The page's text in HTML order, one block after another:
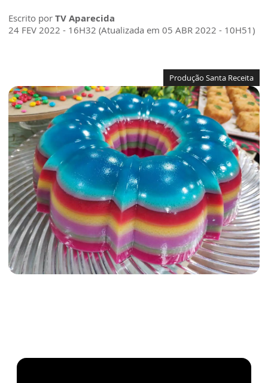
Escrito por TV Aparecida
24 FEV 2022 - 16H32 (Atualizada em 05 ABR 2022 - 10H51)
Produção Santa Receita